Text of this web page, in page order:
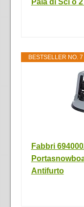
BESTSELLER NO. 7
Fabbri
Antifurto